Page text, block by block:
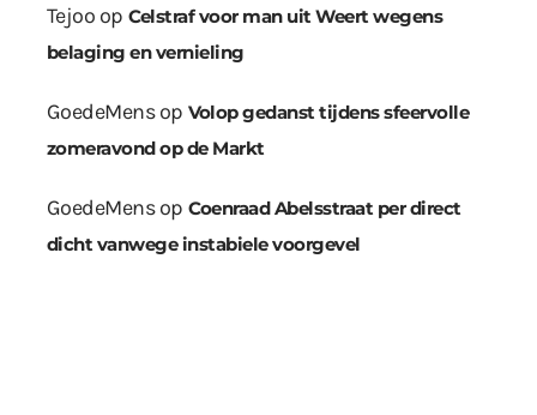
Tejoo op Celstraf voor man uit Weert wegens
belaging en vernieling
GoedeMensop Volop gedanst tijdens sfeervolle
zomeravond op de Markt
GoedeMensop Coenraad Abelsstraat per direct
dicht vanwege instabiele voorgevel